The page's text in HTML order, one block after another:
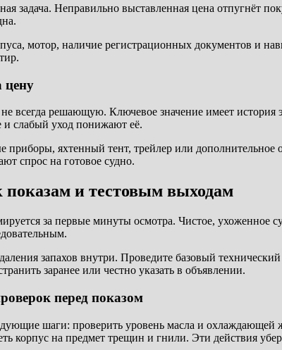
задача. Неправильно выставленная цена отпугнёт
мотор, наличие регистрационных документов и
не всегда решающую. Ключевое значение имеет
и слабый уход понижают её.
приборы, яхтенный тент, трейлер или
спрос на готовое судно.
показам и тестовым выходам
за первые минуты осмотра. Чистое, ухоженное
запахов внутри. Проведите базовый
заранее или честно указать в объявлении.
перед показом
шаги: проверить уровень масла и охлаждающей
корпус на предмет трещин и гнили. Эти действия